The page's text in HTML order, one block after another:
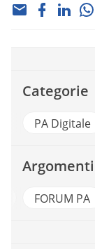
Categorie
PA Digitale
Argomenti
FORUM PA